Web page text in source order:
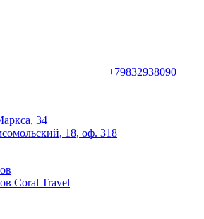
+79832938090
34
18, оф. 318
Coral Travel